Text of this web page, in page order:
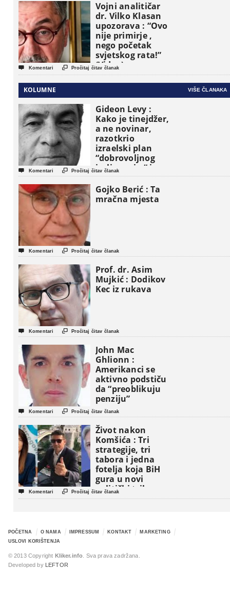
Vojni analitičar
dr. Vilko Klasan
upozorava : “Ovo
nije primirje ,
nego početak
svjetskog rata!”
(Video)
 Komentari  Pročitaj čitav članak
KOLUMNE VIŠE ČLANAKA
Gideon Levy :
Kako je tinejdžer,
a ne novinar,
razotkrio
izraelski plan
“dobrovoljnog
iseljavanja ” iz
Gaze
 Komentari  Pročitaj čitav članak
Gojko Berić : Ta
mračna mjesta
 Komentari  Pročitaj čitav članak
Prof. dr. Asim
Mujkić : Dodikov
Kec iz rukava
 Komentari  Pročitaj čitav članak
John Mac
Ghlionn :
Amerikanci se
aktivno podstiču
da “preoblikuju
penziju”
 Komentari  Pročitaj čitav članak
Život nakon
Komšića : Tri
strategije, tri
tabora i jedna
fotelja koja BiH
gura u novi
politički triler
 Komentari  Pročitaj čitav članak
POČETNA O NAMA IMPRESSUM KONTAKT
MARKETING
USLOVI KORIŠTENJA
© 2013 Copyright Kliker.info . Sva prava zadržana.
Developed by
LEFTOR